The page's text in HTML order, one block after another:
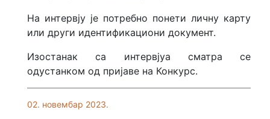
На интервју је потребно понети личну карту
или други идентификациони документ.
Изостанак са интервјуа сматра се
одустанком од пријаве на Конкурс.
02. новембар 2023.